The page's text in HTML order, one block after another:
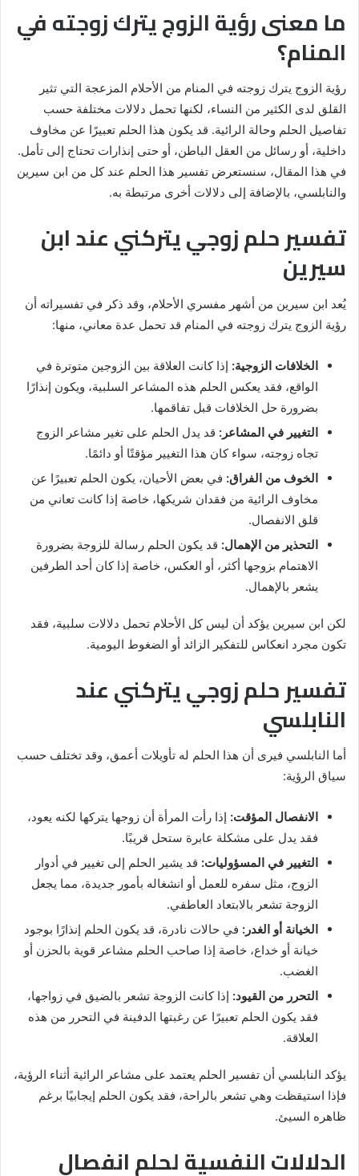
ما معنى رؤية الزوج يترك زوجته في
المنام؟
رؤية الزوج يترك زوجته في المنام من الأحلام المزعجة التي تثير
القلق لدى الكثير من النساء، لكنها تحمل دلالات مختلفة حسب
تفاصيل الحلم وحالة الرائية. قد يكون هذا الحلم تعبيرًا عن مخاوف
داخلية، أو رسائل من العقل الباطن، أو حتى إنذارات تحتاج إلى تأمل.
في هذا المقال، سنستعرض تفسير هذا الحلم عند كل من ابن سيرين
والنابلسي، بالإضافة إلى دلالات أخرى مرتبطة به.
تفسير حلم زوجي يتركني عند ابن
سيرين
يُعد ابن سيرين من أشهر مفسري الأحلام، وقد ذكر في تفسيراته أن
رؤية الزوج يترك زوجته في المنام قد تحمل عدة معاني، منها:
الخلافات الزوجية: إذا كانت العلاقة بين الزوجين متوترة في
الواقع، فقد يعكس الحلم هذه المشاعر السلبية، ويكون إنذارًا
بضرورة حل الخلافات قبل تفاقمها.
التغيير في المشاعر: قد يدل الحلم على تغير مشاعر الزوج
تجاه زوجته، سواء كان هذا التغيير مؤقتًا أو دائمًا.
الخوف من الفراق: في بعض الأحيان، يكون الحلم تعبيرًا عن
مخاوف الرائية من فقدان شريكها، خاصة إذا كانت تعاني من
قلق الانفصال.
التحذير من الإهمال: قد يكون الحلم رسالة للزوجة بضرورة
الاهتمام بزوجها أكثر، أو العكس، خاصة إذا كان أحد الطرفين
يشعر بالإهمال.
لكن ابن سيرين يؤكد أن ليس كل الأحلام تحمل دلالات سلبية، فقد
تكون مجرد انعكاس للتفكير الزائد أو الضغوط اليومية.
تفسير حلم زوجي يتركني عند
النابلسي
أما النابلسي فيرى أن هذا الحلم له تأويلات أعمق، وقد تختلف حسب
سياق الرؤية:
الانفصال المؤقت: إذا رأت المرأة أن زوجها يتركها لكنه يعود،
فقد يدل على مشكلة عابرة ستحل قريبًا.
التغيير في المسؤوليات: قد يشير الحلم إلى تغيير في أدوار
الزوج، مثل سفره للعمل أو انشغاله بأمور جديدة، مما يجعل
الزوجة تشعر بالابتعاد العاطفي.
الخيانة أو الغدر: في حالات نادرة، قد يكون الحلم إنذارًا بوجود
خيانة أو خداع، خاصة إذا صاحب الحلم مشاعر قوية بالحزن أو
الغضب.
التحرر من القيود: إذا كانت الزوجة تشعر بالضيق في زواجها،
فقد يكون الحلم تعبيرًا عن رغبتها الدفينة في التحرر من هذه
العلاقة.
يؤكد النابلسي أن تفسير الحلم يعتمد على مشاعر الرائية أثناء الرؤية،
فإذا استيقظت وهي تشعر بالراحة، فقد يكون الحلم إيجابيًا برغم
ظاهره السيئ.
الدلالات النفسية لحلم انفصال